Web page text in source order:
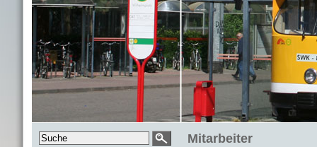
Mitarbeiter